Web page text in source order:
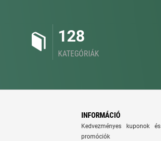
128
KATEGÓRIÁK
INFORMÁCIÓ
Kedvezményes kuponok és
promóciók